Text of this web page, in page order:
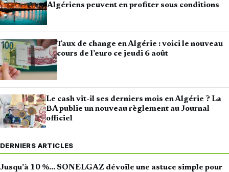
Algériens peuvent en profiter sous conditions
Taux de change en Algérie : voici le nouveau
cours de l’euro ce jeudi 6 août
Le cash vit-il ses derniers mois en Algérie ? La
BA publie un nouveau règlement au Journal
officiel
DERNIERS ARTICLES
Jusqu’à 10 %… SONELGAZ dévoile une astuce simple pour